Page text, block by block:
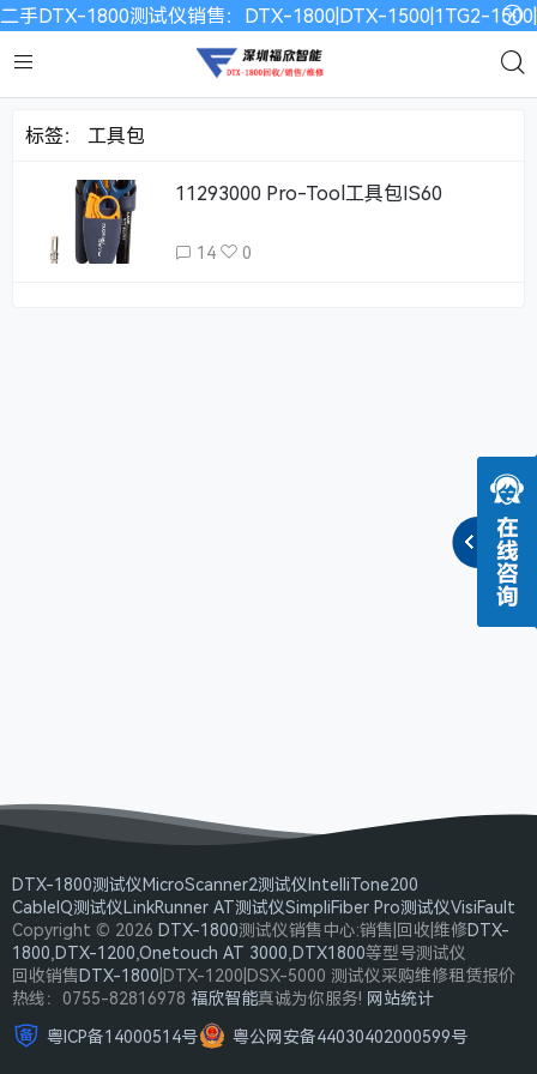
二手DTX-1800测试仪销售：DTX-1800|DTX-1500|1TG2-
标签： 工具包
11293000 Pro-Tool工具包IS60
14 0
DTX-1800测试仪MicroScanner2测试仪IntelliTone200
CableIQ测试仪LinkRunner AT测试仪SimpliFiber Pro测试仪VisiFault
Copyright © 2026 DTX-1800测试仪销售中心:销售|回收|维修DTX-
1800,DTX-1200,Onetouch AT 3000,DTX1800等型号测试仪
回收销售DTX-1800|DTX-1200|DSX-5000 测试仪采购维修租赁报价
热线：0755-82816978 福欣智能真诚为你服务! 网站统计
粤ICP备14000514号
粤公网安备44030402000599号